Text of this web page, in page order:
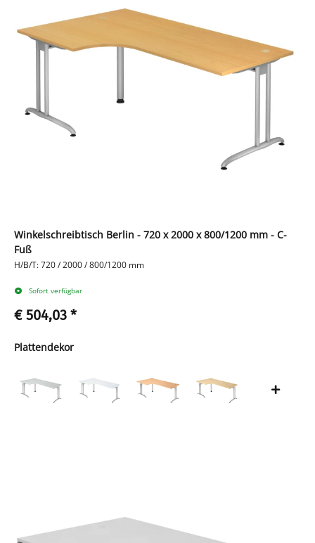
Winkelschreibtisch Berlin - 720 x 2000 x 800/1200 mm - C-
Fuß
H/B/T: 720 / 2000 / 800/1200 mm
Sofort verfügbar
€ 504,03 *
Plattendekor